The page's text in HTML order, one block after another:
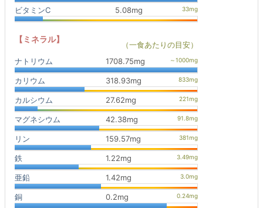
ビタミンC 5.08mg
【ミネラル】
（一食あたりの目安）
ナトリウム
1708.75mg
カリウム 318.93mg
カルシウム 27.62mg
マグネシウム 42.38mg
リン 159.57mg
鉄 1.22mg
亜鉛 1.42mg
銅 0.2mg